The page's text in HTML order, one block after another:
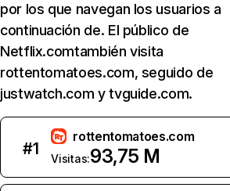
por los que navegan los usuarios a
continuación de. El público de
Netflix.comtambién visita
rottentomatoes.com, seguido de
justwatch.com y tvguide.com.
#1
rottentomatoes.com
Visitas:93,75 M